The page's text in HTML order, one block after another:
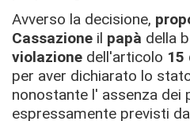
Avverso la decisione,
Cassazione il papà della
violazione dell'articolo 15
per aver dichiarato lo
nonostante l' assenza dei
espressamente previsti